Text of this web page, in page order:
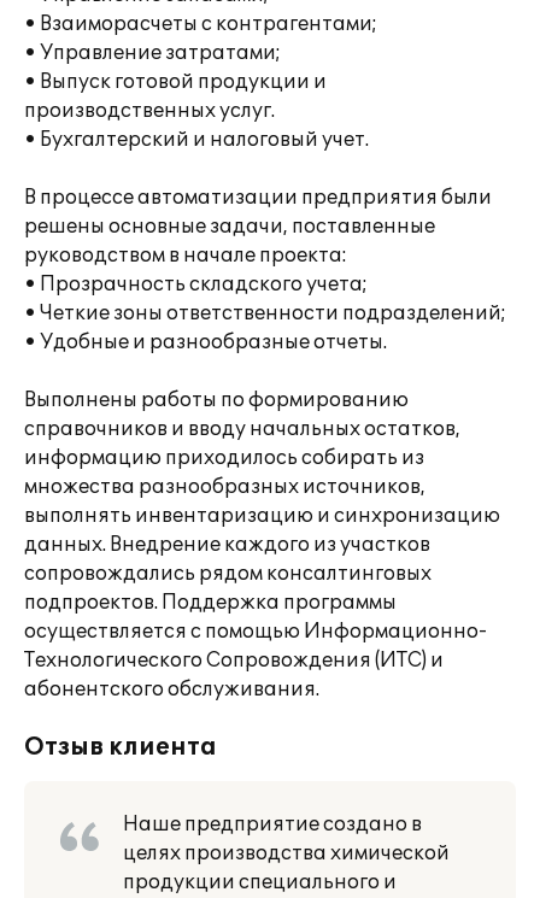
• Взаиморасчеты с контрагентами;
• Управление затратами;
• Выпуск готовой продукции и
производственных услуг.
• Бухгалтерский и налоговый учет.
В процессе автоматизации предприятия были
решены основные задачи, поставленные
руководством в начале проекта:
• Прозрачность складского учета;
• Четкие зоны ответственности подразделений;
• Удобные и разнообразные отчеты.
Выполнены работы по формированию
справочников и вводу начальных остатков,
информацию приходилось собирать из
множества разнообразных источников,
выполнять инвентаризацию и синхронизацию
данных. Внедрение каждого из участков
сопровождались рядом консалтинговых
подпроектов. Поддержка программы
осуществляется с помощью Информационно-
Технологического Сопровождения (ИТС) и
абонентского обслуживания.
Отзыв клиента
Наше предприятие создано в
целях производства химической
продукции специального и